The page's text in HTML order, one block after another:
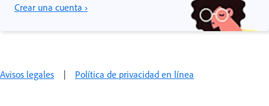
Crear una cuenta ›
Avisos legales | Política de privacidad en línea